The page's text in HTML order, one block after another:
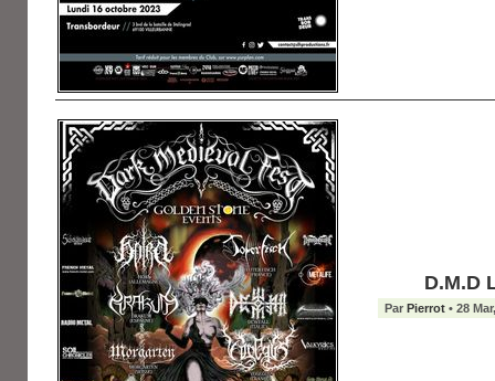
D.M.D
Par Pierrot• 28